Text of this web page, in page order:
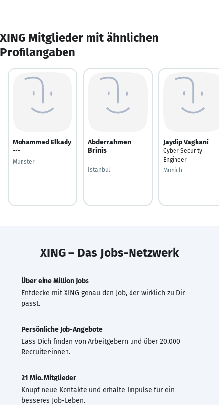
XING Mitglieder mit ähnlichen
Profilangaben
Mohammed Elkady
---
Münster
Abderrahmen
Brinis
---
Istanbul
Jaydip Vaghani
Cyber Security
Engineer
Munich
XING – Das Jobs-Netzwerk
Über eine Million Jobs
Entdecke mit XING genau den Job, der wirklich zu Dir
passt.
Persönliche Job-Angebote
Lass Dich finden von Arbeitgebern und über 20.000
Recruiter·innen.
21 Mio. Mitglieder
Knüpf neue Kontakte und erhalte Impulse für ein
besseres Job-Leben.